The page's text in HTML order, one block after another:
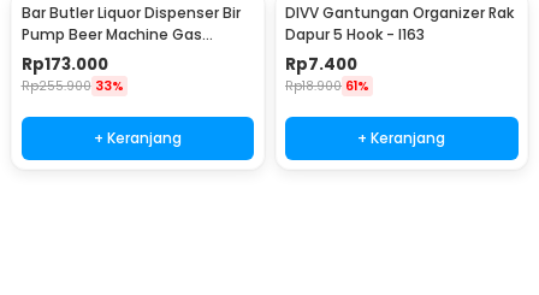
Bar Butler Liquor Dispenser Bir
Pump Beer Machine Gas
Station 900ml - P-36
Rp173.000
Rp255.900 33%
+ Keranjang
DIVV Gantungan Organizer Rak
Dapur 5 Hook - I163
Rp7.400
Rp18.900 61%
+ Keranjang